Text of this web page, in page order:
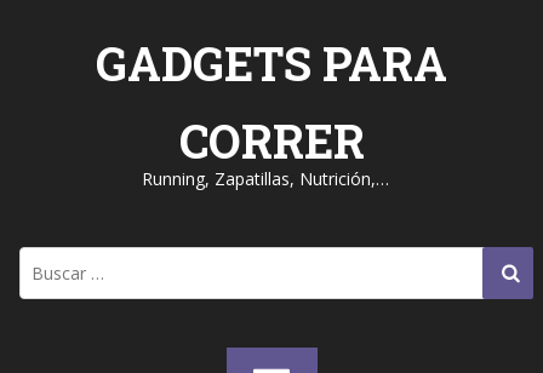
GADGETS PARA
CORRER
Running, Zapatillas, Nutrición,…